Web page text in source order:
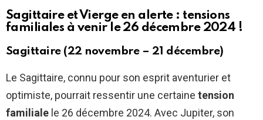
Sagittaire et Vierge en alerte : tensions
familiales à venir le 26 décembre 2024 !
Sagittaire (22 novembre – 21 décembre)
Le Sagittaire, connu pour son esprit aventurier et
optimiste, pourrait ressentir une certaine tension
familiale le 26 décembre 2024. Avec Jupiter, son